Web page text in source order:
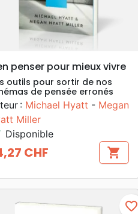
search APERÇU RAPIDE
penser pour mieux vivre
outils pour sortir de nos
de pensée erronés
: Michael Hyatt - Megan
Miller
Disponible
CHF shopping_cart
favorite_border